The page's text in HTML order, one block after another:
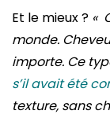
Et le mieux ? «
monde.
importe. Ce
s’il avait été
texture, sans